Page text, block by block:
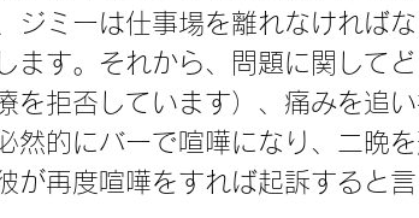
ジミーは仕事場を離れなければ
ます。それから、問題に関して
を拒否しています）、痛みを追
然的にバーで喧嘩になり、二晩
が再度喧嘩をすれば起訴すると言